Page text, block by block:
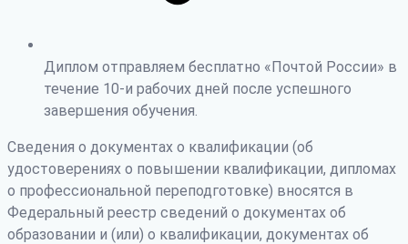
Диплом отправляем бесплатно «Почтой России» в
течение 10-и рабочих дней после успешного
завершения обучения.
Сведения о документах о квалификации (об
удостоверениях о повышении квалификации, дипломах
о профессиональной переподготовке) вносятся в
Федеральный реестр сведений о документах об
образовании и (или) о квалификации, документах об